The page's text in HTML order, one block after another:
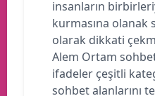
insanların
kurmasına
olarak dikkati
Alem Ortam
ifadeler çeşitli
sohbet alanlarını